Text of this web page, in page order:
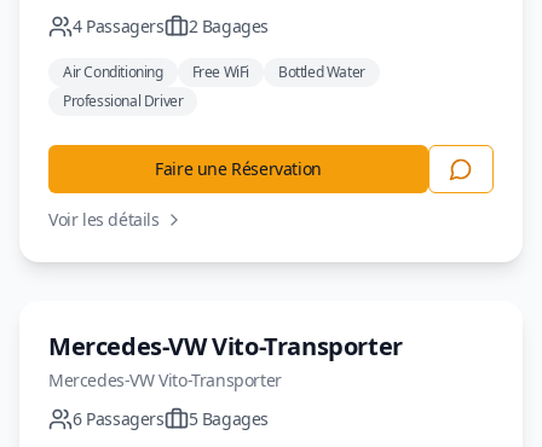
4 Passagers 2 Bagages
Air Conditioning Free WiFi
Bottled Water
Professional Driver
Faire une Réservation
Voir les détails
Mercedes-VW Vito-Transporter
Mercedes-VWVito-Transporter
6 Passagers 5 Bagages